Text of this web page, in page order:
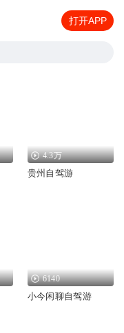
打开APP
4.3万
贵州自驾游
6140
小今闲聊自驾游